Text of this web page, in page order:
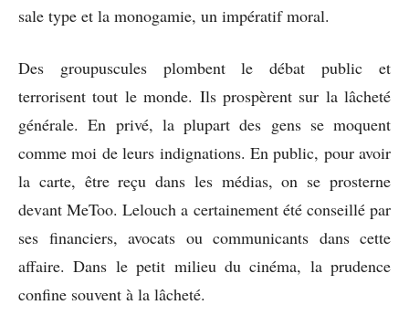
sale type et la monogamie, un impératif moral.
Des groupuscules plombent le débat public et
terrorisent tout le monde. Ils prospèrent sur la lâcheté
générale. En privé, la plupart des gens se moquent
comme moi de leurs indignations. En public, pour avoir
la carte, être reçu dans les médias, on se prosterne
devant MeToo. Lelouch a certainement été conseillé par
ses financiers, avocats ou communicants dans cette
affaire. Dans le petit milieu du cinéma, la prudence
confine souvent à la lâcheté.